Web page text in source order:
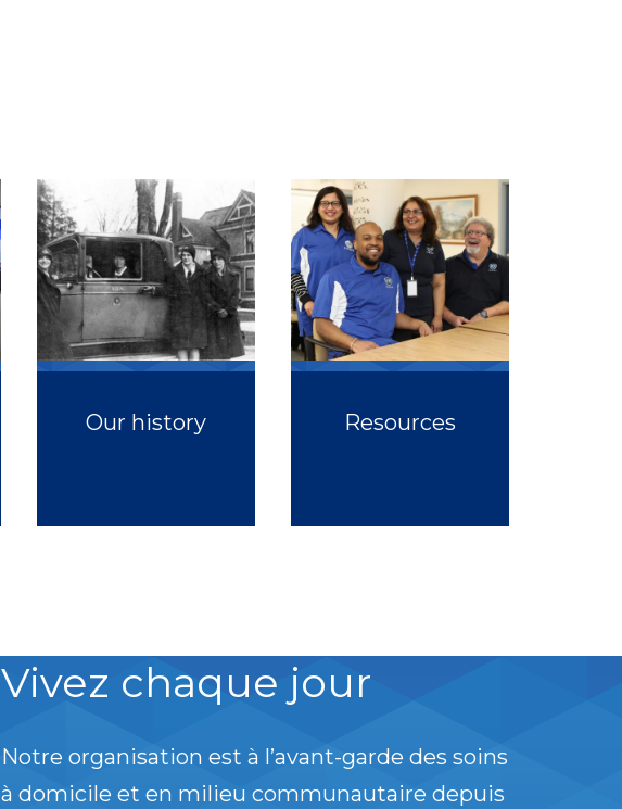
Our history Resources
Vivez chaque jour
Notre organisation est à l’avant-garde des soins
à domicile et en milieu communautaire depuis